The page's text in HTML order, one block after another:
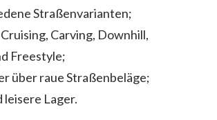
Straßenvarianten;
Carving, Downhill,
Freestyle;
über raue Straßenbeläge;
Lager.